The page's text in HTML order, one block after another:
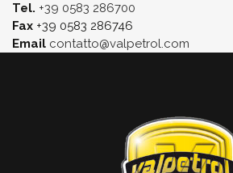
Tel. +39 0583 286700
Fax +39 0583 286746
Email contatto@valpetrol.com